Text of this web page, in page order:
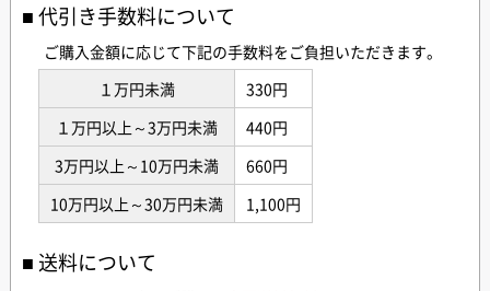
代引き手数料について
ご購入金額に応じて下記の手数料をご負担いただきます。
１万円未満
330円
１万円以上～3万円未満
440円
3万円以上～10万円未満
660円
10万円以上～30万円未満
1,100円
送料について